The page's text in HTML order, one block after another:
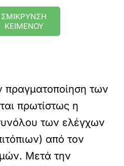
ΣΜΙΚΡΥΝΣΗ
ΚΕΙΜΕΝΟΥ
των
πρωτίστως η
των ελέγχων
από τον
Μετά την